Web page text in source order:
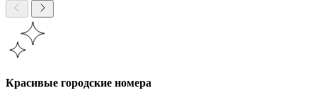
Красивые городские номера